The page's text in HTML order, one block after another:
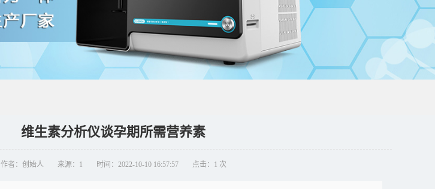
维生素分析仪谈孕期所需营养素
作者：创始人 来源：1 时间：2022-10-10 16:57:57 点击：1 次